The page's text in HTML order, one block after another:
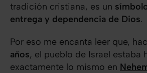
tradición cristiana, es un
entrega y dependencia de Dios.
Por eso me encanta leer que,
años, el pueblo de Israel estaba
exactamente lo mismo en